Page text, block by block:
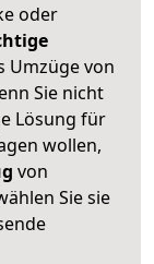
oder
Umzüge von
Sie nicht
Lösung für
wollen,
von
Sie sie